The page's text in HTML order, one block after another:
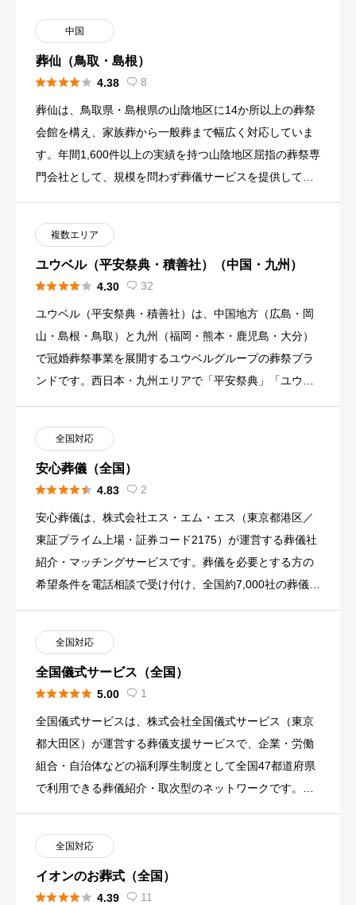
中国
葬仙（鳥取・島根）
 4.38  8
葬仙は、鳥取県・島根県の山陰地区に14か所以上の葬祭
会館を構え、家族葬から一般葬まで幅広く対応していま
す。年間1,600件以上の実績を持つ山陰地区屈指の葬祭専
門会社として、規模を問わず葬儀サービスを提供してい
複数エリア
ユウベル（平安祭典・積善社）（中国・九州）
 4.30  32
ユウベル（平安祭典・積善社）は、中国地方（広島・岡
山・島根・鳥取）と九州（福岡・熊本・鹿児島・大分）
で冠婚葬祭事業を展開するユウベルグループの葬祭ブラ
ンドです。西日本・九州エリアで「平安祭典」「ユウベ
全国対応
安心葬儀（全国）
 4.83  2
安心葬儀は、株式会社エス・エム・エス（東京都港区／
東証プライム上場・証券コード2175）が運営する葬儀社
紹介・マッチングサービスです。葬儀を必要とする方の
希望条件を電話相談で受け付け、全国約7,000社の葬儀社
全国対応
全国儀式サービス（全国）
 5.00  1
全国儀式サービスは、株式会社全国儀式サービス（東京
都大田区）が運営する葬儀支援サービスで、企業・労働
組合・自治体などの福利厚生制度として全国47都道府県
で利用できる葬儀紹介・取次型のネットワークです。提
全国対応
イオンのお葬式（全国）
 4.39  11